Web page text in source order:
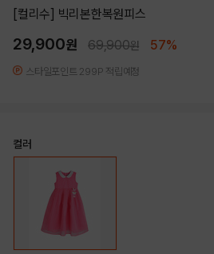
[컬리수] 빅리본한복원피스
29,900원 69,900원 57%
스타일포인트 299P 적립예정
컬러